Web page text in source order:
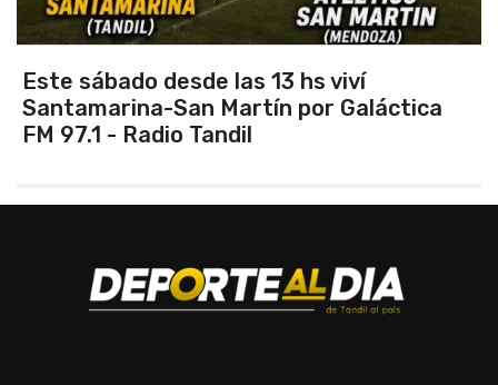
Vuelve el torneo oficial de hockey